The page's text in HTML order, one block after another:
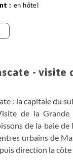
en hôtel
- visite
: la capitale du
de la
de la baie
urbains de
direction la